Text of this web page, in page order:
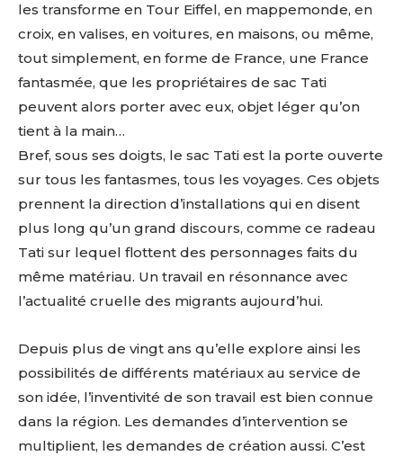
les transforme en Tour Eiffel, en mappemonde, en
croix, en valises, en voitures, en maisons, ou même,
tout simplement, en forme de France, une France
fantasmée, que les propriétaires de sac Tati
peuvent alors porter avec eux, objet léger qu’on
tient à la main…
Bref, sous ses doigts, le sac Tati est la porte ouverte
sur tous les fantasmes, tous les voyages. Ces objets
prennent la direction d’installations qui en disent
plus long qu’un grand discours, comme ce radeau
Tati sur lequel flottent des personnages faits du
même matériau. Un travail en résonnance avec
l’actualité cruelle des migrants aujourd’hui.
Depuis plus de vingt ans qu’elle explore ainsi les
possibilités de différents matériaux au service de
son idée, l’inventivité de son travail est bien connue
dans la région. Les demandes d’intervention se
multiplient, les demandes de création aussi. C’est